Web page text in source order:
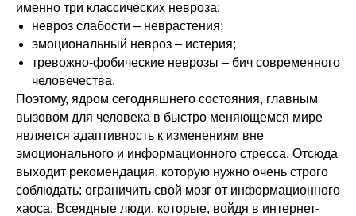
именно три классических невроза:
невроз слабости – неврастения;
эмоциональный невроз – истерия;
тревожно-фобические неврозы – бич современного
человечества.
Поэтому, ядром сегодняшнего состояния, главным
вызовом для человека в быстро меняющемся мире
является адаптивность к изменениям вне
эмоционального и информационного стресса. Отсюда
выходит рекомендация, которую нужно очень строго
соблюдать: ограничить свой мозг от информационного
хаоса. Всеядные люди, которые, войдя в интернет-